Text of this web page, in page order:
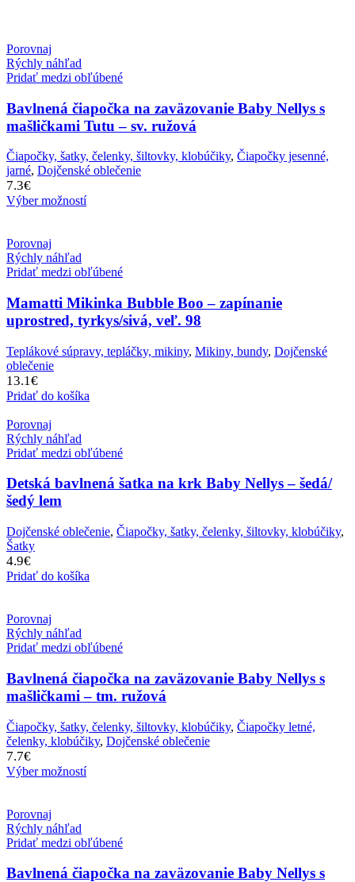
Porovnaj
Rýchly náhľad
Pridať medzi obľúbené
Bavlnená čiapočka na zaväzovanie Baby Nellys s
mašličkami Tutu – sv. ružová
Čiapočky, šatky, čelenky, šiltovky, klobúčiky, Čiapočky jesenné,
jarné, Dojčenské oblečenie
7.3€
Výber možností
Porovnaj
Rýchly náhľad
Pridať medzi obľúbené
Mamatti Mikinka Bubble Boo – zapínanie
uprostred, tyrkys/sivá, veľ. 98
Teplákové súpravy, tepláčky, mikiny, Mikiny, bundy, Dojčenské
oblečenie
13.1€
Pridať do košíka
Porovnaj
Rýchly náhľad
Pridať medzi obľúbené
Detská bavlnená šatka na krk Baby Nellys – šedá/
šedý lem
Dojčenské oblečenie, Čiapočky, šatky, čelenky, šiltovky, klobúčiky,
Šatky
4.9€
Pridať do košíka
Porovnaj
Rýchly náhľad
Pridať medzi obľúbené
Bavlnená čiapočka na zaväzovanie Baby Nellys s
mašličkami – tm. ružová
Čiapočky, šatky, čelenky, šiltovky, klobúčiky, Čiapočky letné,
čelenky, klobúčiky, Dojčenské oblečenie
7.7€
Výber možností
Porovnaj
Rýchly náhľad
Pridať medzi obľúbené
Bavlnená čiapočka na zaväzovanie Baby Nellys s